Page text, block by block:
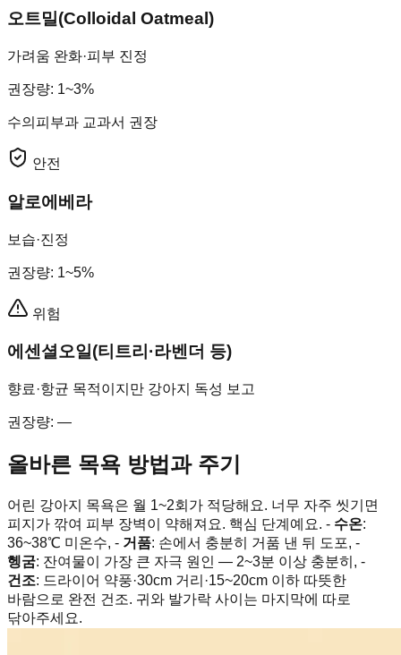
오트밀(Colloidal Oatmeal)
가려움 완화·피부 진정
권장량: 1~3%
수의피부과 교과서 권장
안전
알로에베라
보습·진정
권장량: 1~5%
위험
에센셜오일(티트리·라벤더 등)
향료·항균 목적이지만 강아지 독성 보고
권장량: —
올바른 목욕 방법과 주기
어린 강아지 목욕은 월 1~2회가 적당해요. 너무 자주 씻기면
피지가 깎여 피부 장벽이 약해져요. 핵심 단계예요. - 수온:
36~38℃ 미온수, - 거품: 손에서 충분히 거품 낸 뒤 도포, -
헹굼: 잔여물이 가장 큰 자극 원인 — 2~3분 이상 충분히, -
건조: 드라이어 약풍·30cm 거리·15~20cm 이하 따뜻한
바람으로 완전 건조. 귀와 발가락 사이는 마지막에 따로
닦아주세요.